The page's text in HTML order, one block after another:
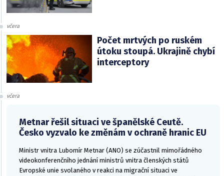
včera
Počet mrtvých po ruském
útoku stoupá. Ukrajině chybí
interceptory
včera
Metnar řešil situaci ve španělské Ceutě.
Česko vyzvalo ke změnám v ochraně hranic EU
Ministr vnitra Lubomír Metnar (ANO) se zúčastnil mimořádného
videokonferenčního jednání ministrů vnitra členských států
Evropské unie svolaného v reakci na migrační situaci ve